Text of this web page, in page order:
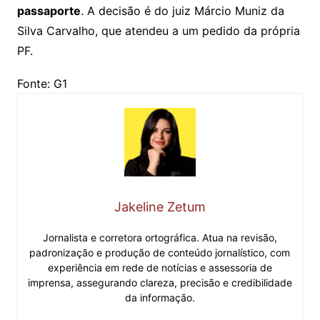
passaporte. A decisão é do juiz Márcio Muniz da
Silva Carvalho, que atendeu a um pedido da própria
PF.
Fonte: G1
Jakeline Zetum
Jornalista e corretora ortográfica. Atua na revisão,
padronização e produção de conteúdo jornalístico, com
experiência em rede de notícias e assessoria de
imprensa, assegurando clareza, precisão e credibilidade
da informação.